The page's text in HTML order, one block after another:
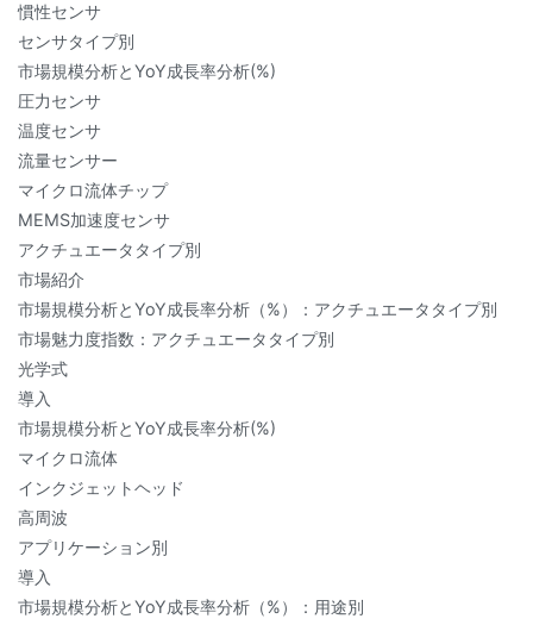
慣性センサ
センサタイプ別
市場規模分析とYoY成長率分析(%)
圧力センサ
温度センサ
流量センサー
マイクロ流体チップ
MEMS加速度センサ
アクチュエータタイプ別
市場紹介
市場規模分析とYoY成長率分析（%）：アクチュエータタイプ別
市場魅力度指数：アクチュエータタイプ別
光学式
導入
市場規模分析とYoY成長率分析(%)
マイクロ流体
インクジェットヘッド
高周波
アプリケーション別
導入
市場規模分析とYoY成長率分析（%）：用途別